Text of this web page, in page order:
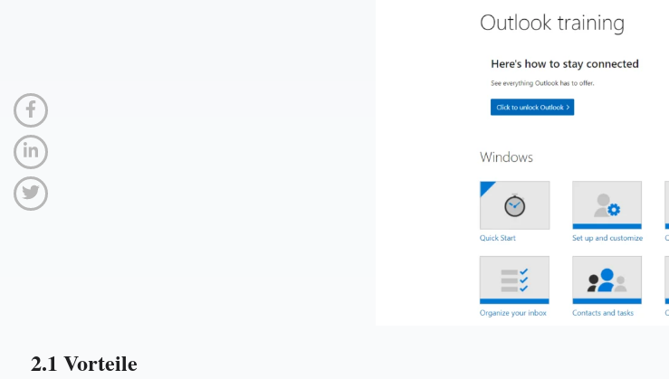
2.1 Vorteile